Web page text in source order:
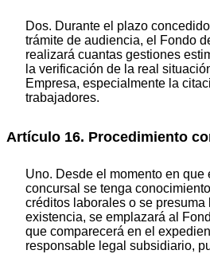
Dos. Durante el plazo
trámite de audiencia, el Fondo
realizará cuantas gestiones
la verificación de la real
Empresa, especialmente la
trabajadores.
Artículo 16. Procedimiento
Uno. Desde el momento en que
concursal se tenga
créditos laborales o se
existencia, se emplazará al
que comparecerá en el
responsable legal subsidiario,